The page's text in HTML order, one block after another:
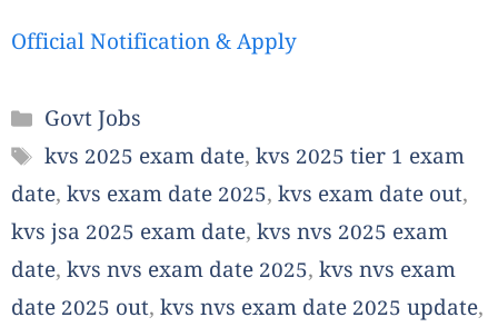
Official Notification & Apply
Categories
Govt Jobs
Tags
kvs 2025 exam date,kvs 2025 tier 1 exam
date, kvs exam date 2025, kvs exam date out,
kvs jsa 2025 exam date, kvs nvs 2025 exam
date, kvs nvs exam date 2025, kvs nvs exam
date 2025 out, kvs nvs exam date 2025 update,